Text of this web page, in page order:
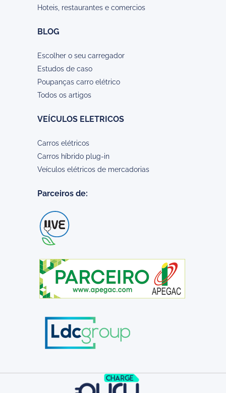
Hoteis, restaurantes e comercios
BLOG
Escolher o seu carregador
Estudos de caso
Poupanças carro elétrico
Todos os artigos
VEÍCULOS ELETRICOS
Carros elétricos
Carros híbrido plug-in
Veículos elétricos de mercadorias
Parceiros de: